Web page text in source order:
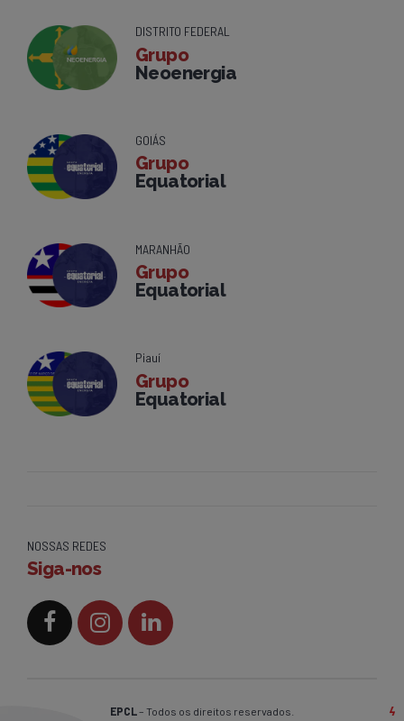
DISTRITO FEDERAL
Grupo
Neoenergia
GOIÁS
Grupo
Equatorial
MARANHÃO
Grupo
Equatorial
Piauí
Grupo
Equatorial
NOSSAS REDES
Siga-nos
EPCL – Todos os direitos reservados.